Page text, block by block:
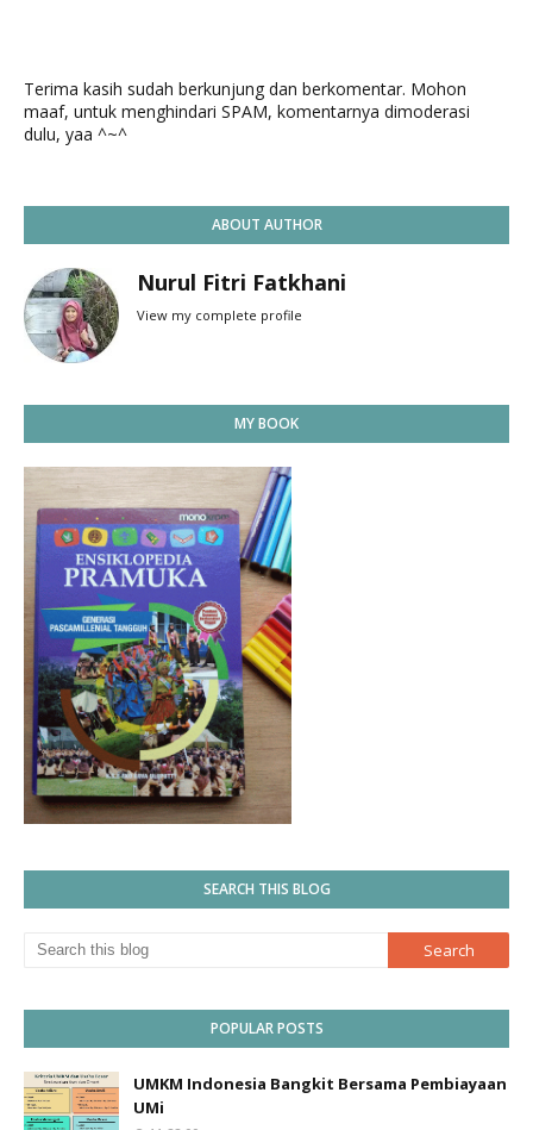
Terima kasih sudah berkunjung dan berkomentar. Mohon
maaf, untuk menghindari SPAM, komentarnya dimoderasi
dulu, yaa ^~^
ABOUT AUTHOR
Nurul Fitri Fatkhani
View my complete profile
MY BOOK
SEARCH THIS BLOG
POPULAR POSTS
UMKM Indonesia Bangkit Bersama Pembiayaan
UMi